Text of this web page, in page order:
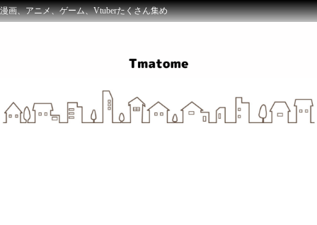
漫画、アニメ、ゲーム、Vtuberたくさん集め